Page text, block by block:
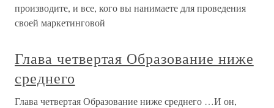
производите, и все, кого вы нанимаете для проведения
своей маркетинговой
Глава четвертая Образование ниже
среднего
Глава четвертая Образование ниже среднего …И он,